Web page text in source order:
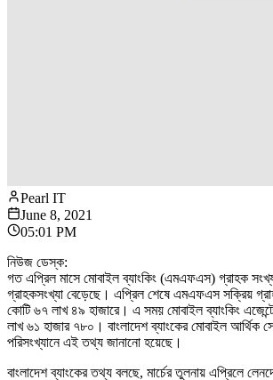
Pearl IT
June 8, 2021
05:01 PM
নিউজ ডেস্ক:
গত এপ্রিল মাসে মোবাইল ব্যাংকিং (এমএফএস) গ্রাহক
গ্রাহকসংখ্যা বেড়েছে। এপ্রিল শেষে এমএফএস সক্রিয়
কোটি ৬৭ লাখ ৪৯ হাজারে। এ সময় মোবাইল ব্যাংকিং
লাখ ৬১ হাজার ৭৮০। বাংলাদেশ ব্যাংকের মোবাইল আর্থিক
পরিসংখ্যানে এই তথ্য জানানো হয়েছে।
বাংলাদেশ ব্যাংকের তথ্য বলছে, মার্চের তুলনায় এপ্রিলে